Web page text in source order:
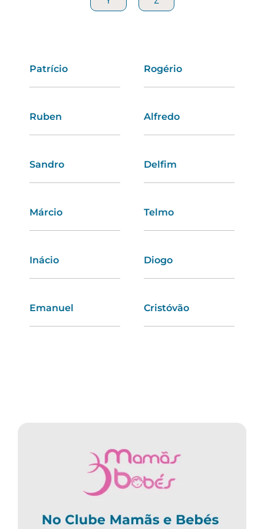
Patrício Rogério
Ruben Alfredo
Sandro Delfim
Márcio Telmo
Inácio Diogo
Emanuel Cristóvão
Lúcia Andreia
Heloísa Dalila
Conceição Adélia
Sara Ângela
Olga Zélia
Dora Matilde